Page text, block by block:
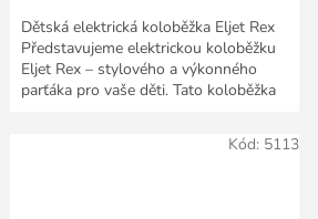
Dětská elektrická koloběžka Eljet Rex
Představujeme elektrickou koloběžku
Eljet Rex – stylového a výkonného
parťáka pro vaše děti. Tato koloběžka
Kód: 5113